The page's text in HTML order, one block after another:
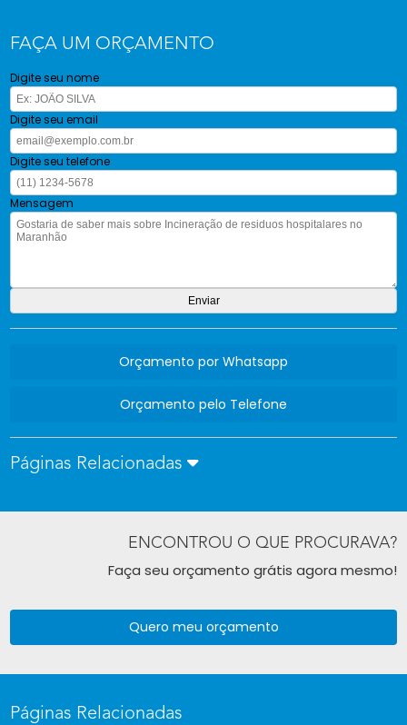
FAÇA UM ORÇAMENTO
Digite seu nome
Digite seu email
Digite seu telefone
Mensagem
Orçamento por Whatsapp
Orçamento pelo Telefone
Páginas Relacionadas
ENCONTROU O QUE PROCURAVA?
Faça seu orçamento grátis agora mesmo!
Quero meu orçamento
Páginas Relacionadas